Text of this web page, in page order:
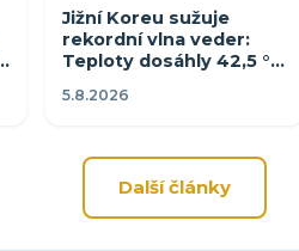
Jižní Koreu sužuje
rekordní vlna veder:
Teploty dosáhly 42,5 °C
katastrofy
5.8.2026
Další články